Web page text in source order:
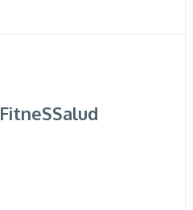
FitneSSalud